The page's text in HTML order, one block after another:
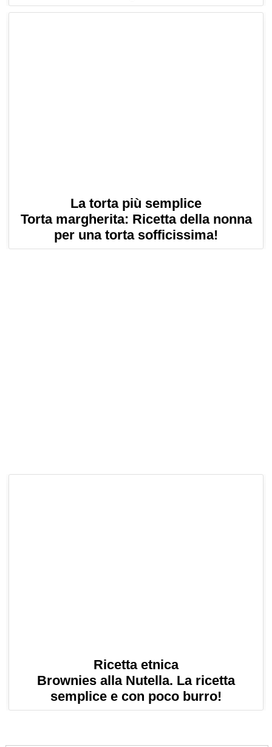
La torta più semplice
Torta margherita: Ricetta della nonna
per una torta sofficissima!
Ricetta etnica
Brownies alla Nutella. La ricetta
semplice e con poco burro!